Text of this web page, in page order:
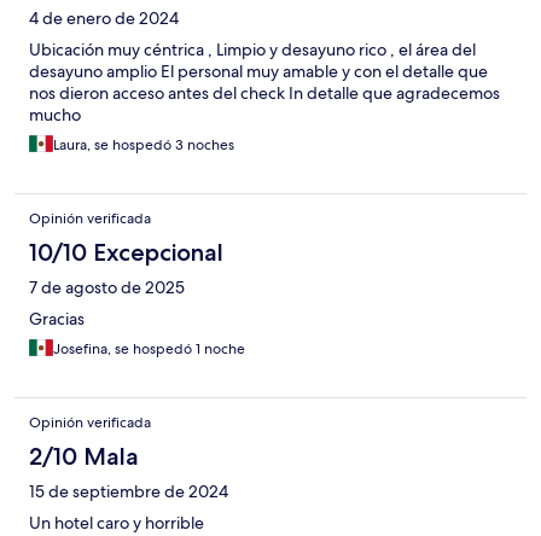
4 de enero de 2024
Ubicación muy céntrica , Limpio y desayuno rico , el área del
desayuno amplio El personal muy amable y con el detalle que
nos dieron acceso antes del check In detalle que agradecemos
mucho
Laura, se hospedó 3 noches
Opinión verificada
10/10 Excepcional
7 de agosto de 2025
Gracias
Josefina, se hospedó 1 noche
Opinión verificada
2/10 Mala
15 de septiembre de 2024
Un hotel caro y horrible